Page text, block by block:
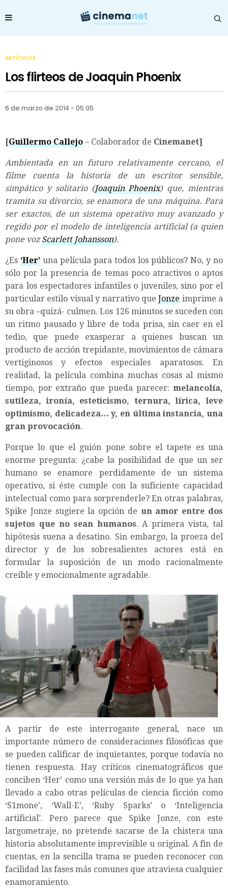
ARTÍCULOS
Los flirteos de Joaquin Phoenix
6 de marzo de 2014 - 05:05
[Guillermo Callejo – Colaborador de Cinemanet]
Ambientada en un futuro relativamente cercano, el
filme cuenta la historia de un escritor sensible,
simpático y solitario (Joaquin Phoenix) que, mientras
tramita su divorcio, se enamora de una máquina. Para
ser exactos, de un sistema operativo muy avanzado y
regido por el modelo de inteligencia artificial (a quien
pone vozScarlett Johansson).
¿Es ‘Her’ una película para todos los públicos? No, y no
sólo por la presencia de temas poco atractivos o aptos
para los espectadores infantiles o juveniles, sino por el
particular estilo visual y narrativo queJonze imprime a
su obra –quizá- culmen. Los 126 minutos se suceden con
un ritmo pausado y libre de toda prisa, sin caer en el
tedio, que puede exasperar a quienes buscan un
producto de acción trepidante, movimientos de cámara
vertiginosos y efectos especiales aparatosos. En
realidad, la película combina muchas cosas al mismo
tiempo, por extraño que pueda parecer: melancolía,
sutileza, ironía, esteticismo, ternura, lírica, leve
optimismo, delicadeza… y, en última instancia, una
gran provocación.
Porque lo que el guión pone sobre el tapete es una
enorme pregunta: ¿cabe la posibilidad de que un ser
humano se enamore perdidamente de un sistema
operativo, si éste cumple con la suficiente capacidad
intelectual como para sorprenderle? En otras palabras,
Spike Jonze sugiere la opción de un amor entre dos
sujetos que no sean humanos. A primera vista, tal
hipótesis suena a desatino. Sin embargo, la proeza del
director y de los sobresalientes actores está en
formular la suposición de un modo racionalmente
creíble y emocionalmente agradable.
A partir de este interrogante general, nace un
importante número de consideraciones filosóficas que
se pueden calificar de inquietantes, porque todavía no
tienen respuesta. Hay críticos cinematográficos que
conciben ‘Her’ como una versión más de lo que ya han
llevado a cabo otras películas de ciencia ficción como
‘S1mone’, ‘Wall-E’, ‘Ruby Sparks’ o ‘Inteligencia
artificial’. Pero parece que Spike Jonze, con este
largometraje, no pretende sacarse de la chistera una
historia absolutamente imprevisible u original. A fin de
cuentas, en la sencilla trama se pueden reconocer con
facilidad las fases más comunes que atraviesa cualquier
enamoramiento.